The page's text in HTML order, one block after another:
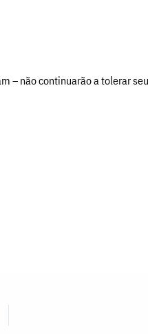
– não continuarão a tolerar